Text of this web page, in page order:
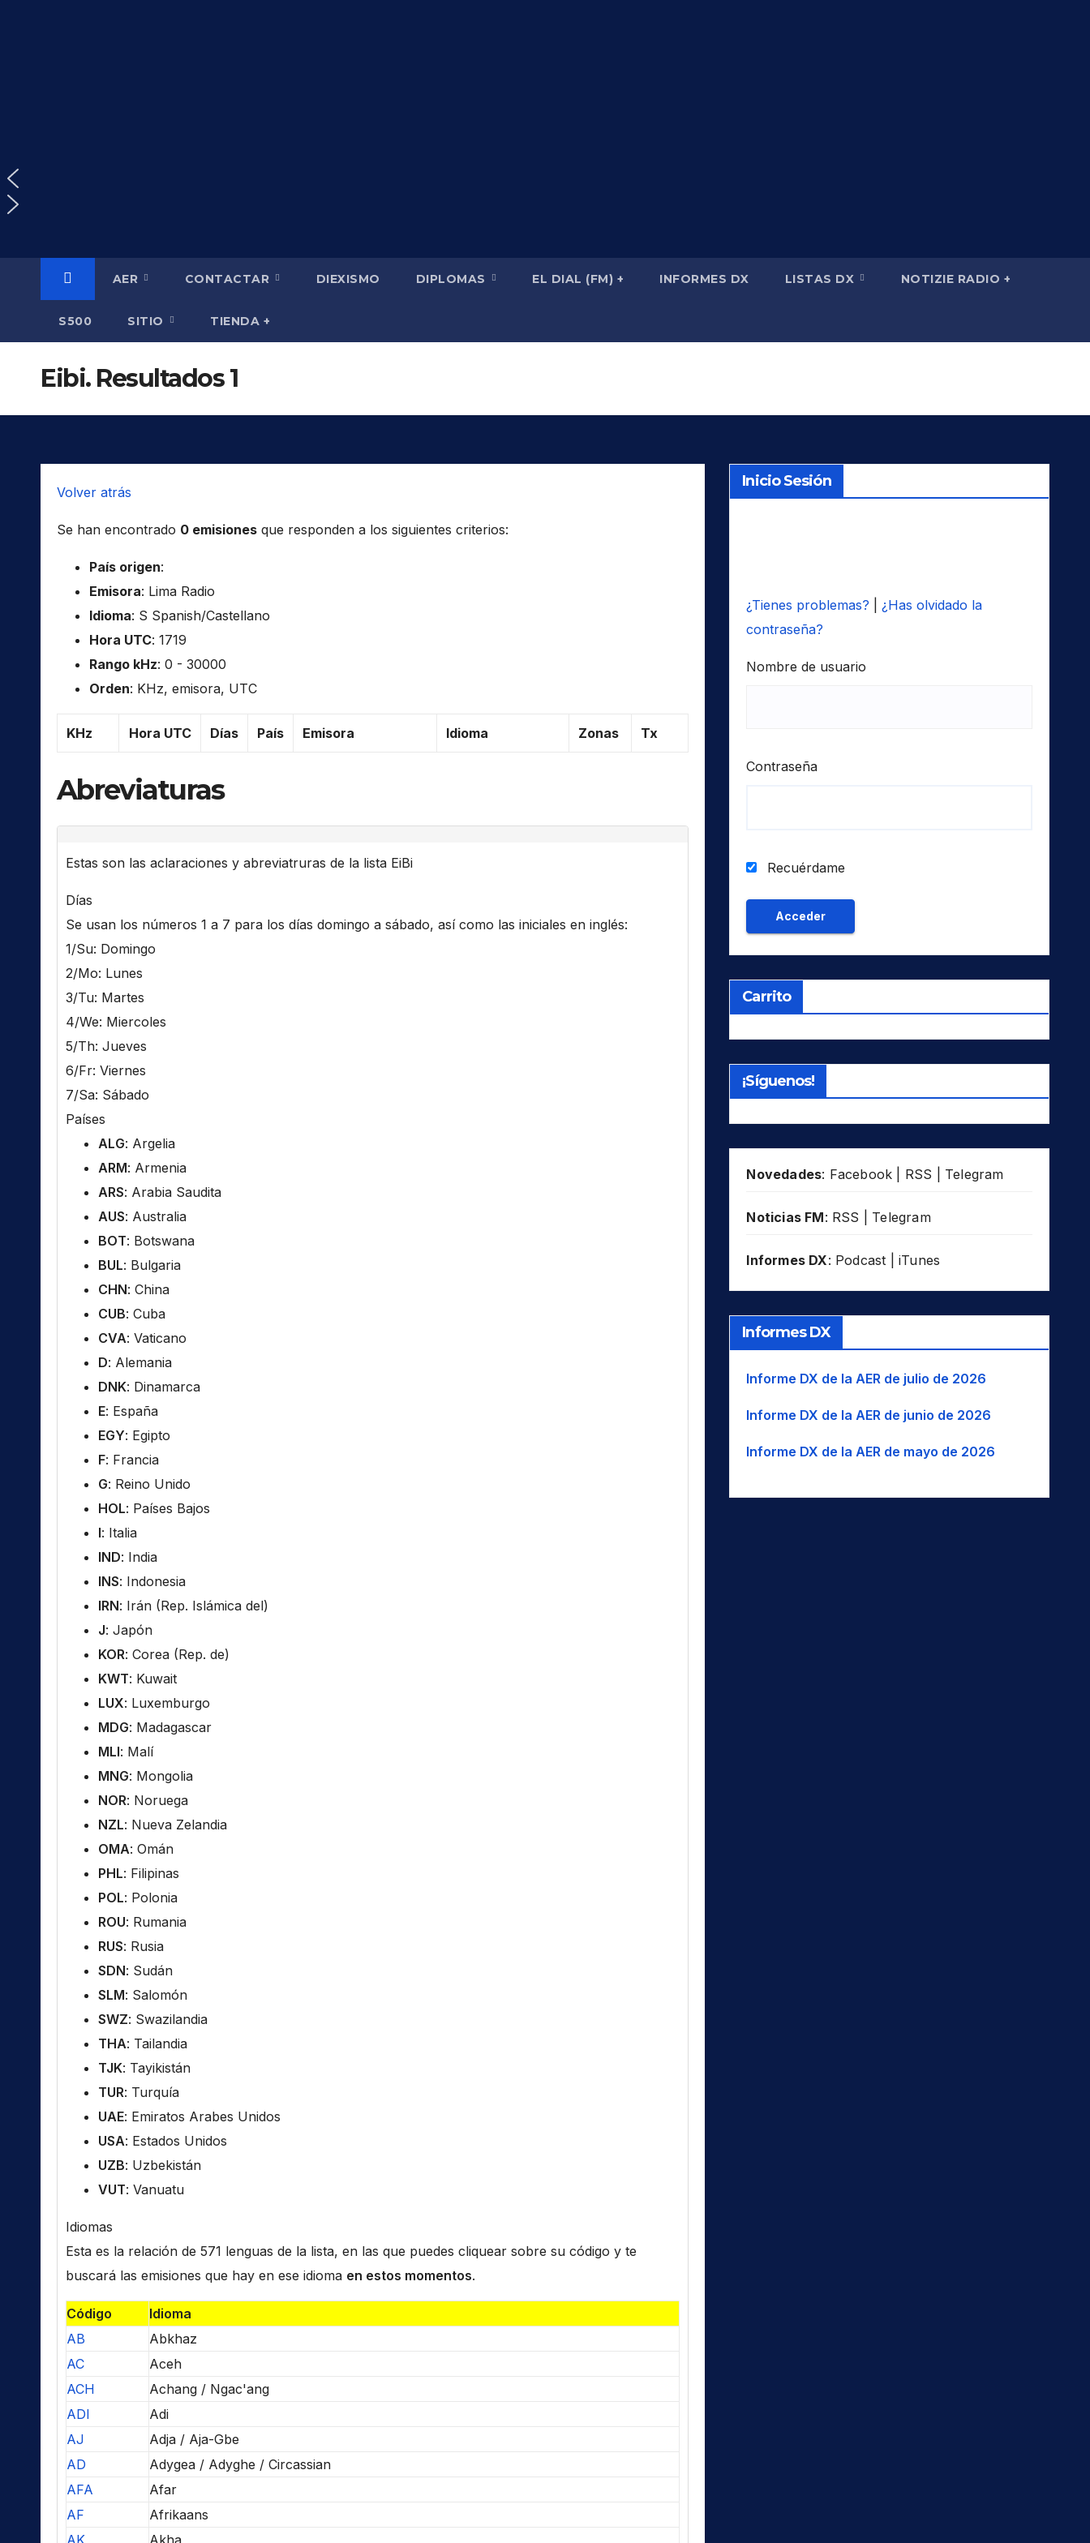
AER CONTACTAR DIEXISMO DIPLOMAS EL DIAL (FM) + INFORMES DX LISTAS DX NOTIZIE RADIO +
S500 SITIO TIENDA +
Eibi. Resultados 1
Volver atrás
Se han encontrado 0 emisiones que responden a los siguientes criterios:
País origen:
Emisora: Lima Radio
Idioma: S Spanish/Castellano
Hora UTC: 1719
Rango kHz: 0 - 30000
Orden: KHz, emisora, UTC
KHz Hora UTC Días País Emisora Idioma Zonas Tx
Abreviaturas
Estas son las aclaraciones y abreviatruras de la lista EiBi
Días
Se usan los números 1 a 7 para los días domingo a sábado, así como las iniciales en inglés:
1/Su: Domingo
2/Mo: Lunes
3/Tu: Martes
4/We: Miercoles
5/Th: Jueves
6/Fr: Viernes
7/Sa: Sábado
Países
ALG: Argelia
ARM: Armenia
ARS: Arabia Saudita
AUS: Australia
BOT: Botswana
BUL: Bulgaria
CHN: China
CUB: Cuba
CVA: Vaticano
D: Alemania
DNK: Dinamarca
E: España
EGY: Egipto
F: Francia
G: Reino Unido
HOL: Países Bajos
I: Italia
IND: India
INS: Indonesia
IRN: Irán (Rep. Islámica del)
J: Japón
KOR: Corea (Rep. de)
KWT: Kuwait
LUX: Luxemburgo
MDG: Madagascar
MLI: Malí
MNG: Mongolia
NOR: Noruega
NZL: Nueva Zelandia
OMA: Omán
PHL: Filipinas
POL: Polonia
ROU: Rumania
RUS: Rusia
SDN: Sudán
SLM: Salomón
SWZ: Swazilandia
THA: Tailandia
TJK: Tayikistán
TUR: Turquía
UAE: Emiratos Arabes Unidos
USA: Estados Unidos
UZB: Uzbekistán
VUT: Vanuatu
Idiomas
Esta es la relación de 571 lenguas de la lista, en las que puedes cliquear sobre su código y te
buscará las emisiones que hay en ese idioma en estos momentos.
Código
Idioma
AB
Abkhaz
AC
Aceh
ACH
Achang / Ngac'ang
ADI
Adi
AJ
Adja / Aja-Gbe
AD
Adygea / Adyghe / Circassian
AFA
Afar
AF
Afrikaans
Inicio Sesión
¿Tienes problemas?
¿Has olvidado la
contraseña?
Nombre de usuario
Contraseña
Recuérdame
Carrito
¡Síguenos!
Novedades: Facebook RSS Telegram
Noticias FM: RSS Telegram
Informes DX: Podcast iTunes
Informes DX
Informe DX de la AER de julio de 2026
Informe DX de la AER de junio de 2026
Informe DX de la AER de mayo de 2026